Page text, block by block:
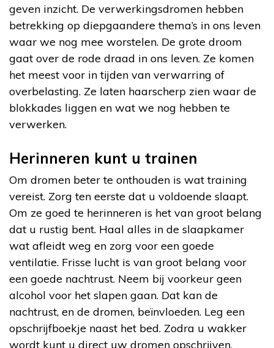
geven inzicht. De verwerkingsdromen hebben
betrekking op diepgaandere thema’s in ons leven
waar we nog mee worstelen. De grote droom
gaat over de rode draad in ons leven. Ze komen
het meest voor in tijden van verwarring of
overbelasting. Ze laten haarscherp zien waar de
blokkades liggen en wat we nog hebben te
verwerken.
Herinneren kunt u trainen
Om dromen beter te onthouden is wat training
vereist. Zorg ten eerste dat u voldoende slaapt.
Om ze goed te herinneren is het van groot belang
dat u rustig bent. Haal alles in de slaapkamer
wat afleidt weg en zorg voor een goede
ventilatie. Frisse lucht is van groot belang voor
een goede nachtrust. Neem bij voorkeur geen
alcohol voor het slapen gaan. Dat kan de
nachtrust, en de dromen, beïnvloeden. Leg een
opschrijfboekje naast het bed. Zodra u wakker
wordt kunt u direct uw dromen opschrijven.